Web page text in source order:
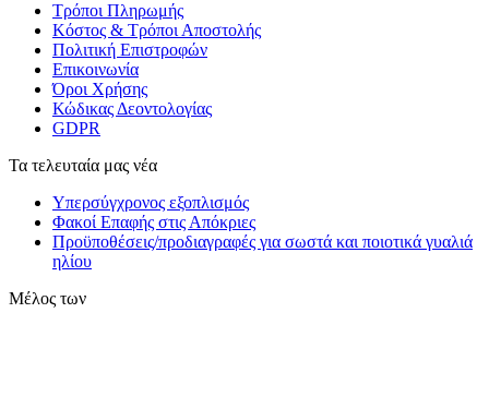
Τρόποι Πληρωμής
Κόστος & Τρόποι Αποστολής
Πολιτική Επιστροφών
Επικοινωνία
Όροι Χρήσης
Κώδικας Δεοντολογίας
GDPR
Τα τελευταία μας νέα
Υπερσύγχρονος εξοπλισμός
Φακοί Επαφής στις Απόκριες
Προϋποθέσεις/προδιαγραφές για σωστά και ποιοτικά γυαλιά
ηλίου
Μέλος των